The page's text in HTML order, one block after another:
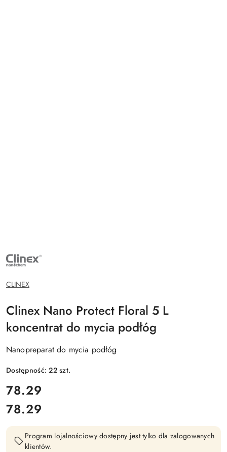
PRODUCENTA:
CLINEX
CHEMIA
CLINEX
Clinex Nano Protect Floral 5 L
koncentrat do mycia podłóg
Nanopreparat do mycia podłóg
Dostępność:22szt.
cena:
78.29
Cena:
78.29
Program lojalnościowy dostępny jest tylko dla zalogowanych
klientów.